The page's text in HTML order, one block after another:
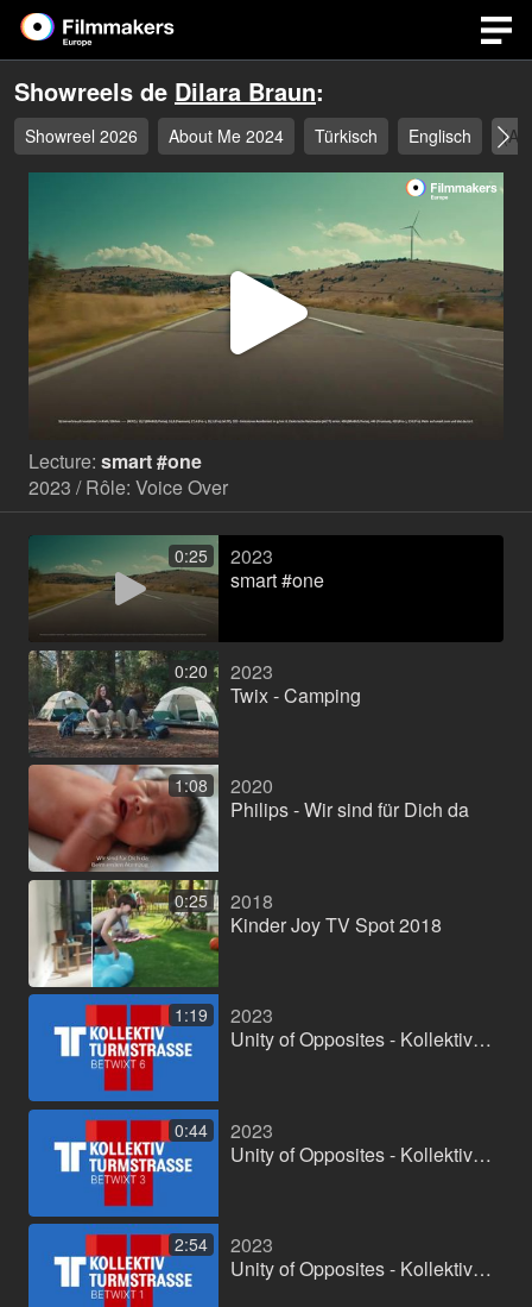
Showreels de Dilara Braun:
Showreel 2026 About Me 2024 Türkisch Englisch
Lire
la
vidéo
Lecture: smart #one
2023 / Rôle: Voice Over
0:25
2023
smart #one
0:20
2023
Twix - Camping
1:08
2020
Philips - Wir sind für Dich da
0:25
2018
Kinder Joy TV Spot 2018
1:19
2023
Unity of Opposites - Kollektiv Turmstraße
0:44
2023
Unity of Opposites - Kollektiv Turmstraße
2:54
2023
Unity of Opposites - Kollektiv Turmstraße